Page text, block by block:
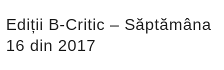
Ediții B-Critic – Săptămâna
16 din 2017